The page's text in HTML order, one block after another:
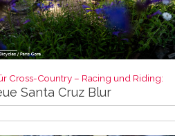
Cross-Country – Racing und Riding:
Santa Cruz Blur